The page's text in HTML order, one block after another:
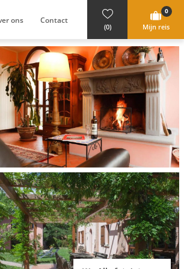
ons Contact
(0)
0
Mijn reis